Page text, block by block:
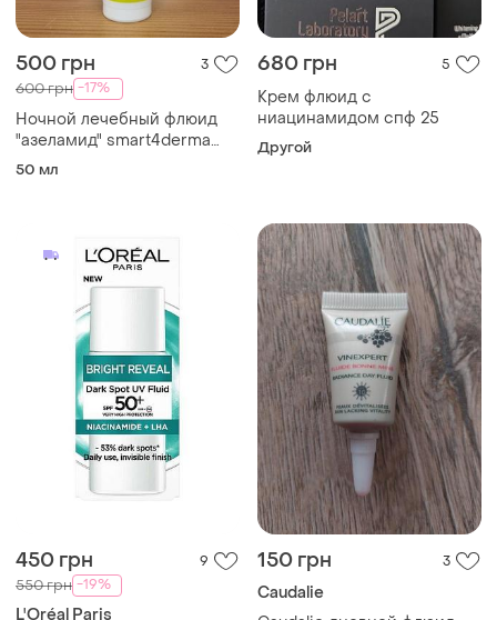
500 грн 3
600 грн -17%
Ночной лечебный флюид
"азеламид" smart4derma
50мл
50 мл
680 грн 5
Крем флюид с
ниацинамидом спф 25
Другой
450 грн 9
550 грн -19%
L'Oréal Paris
150 грн 3
Caudalie